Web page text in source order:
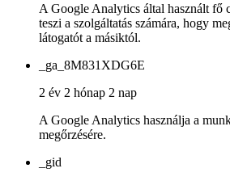
A Google Analytics által használt fő
teszi a szolgáltatás számára, hogy
látogatót a másiktól.
_ga_8M831XDG6E
2 év 2 hónap 2 nap
A Google Analytics használja a
megőrzésére.
_gid